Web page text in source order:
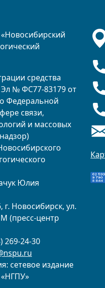
средства
№ ФС77-83179 от
Федеральной
связи,
и массовых
Юлия
г. Новосибирск, ул.
(пресс-центр
269-24-30
сетевое издание